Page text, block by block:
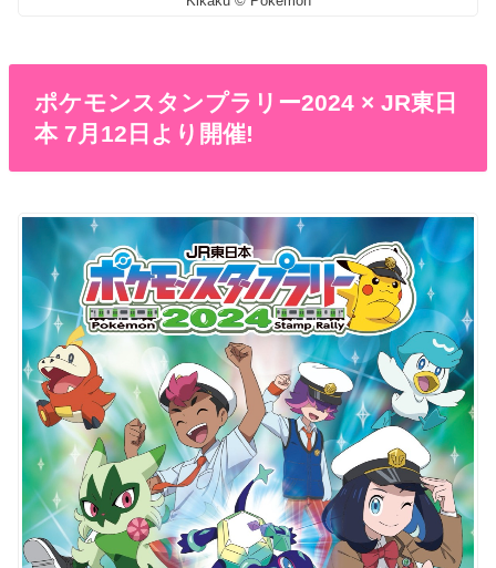
ポケモンスタンプラリー2024 × JR東日
本 7月12日より開催!